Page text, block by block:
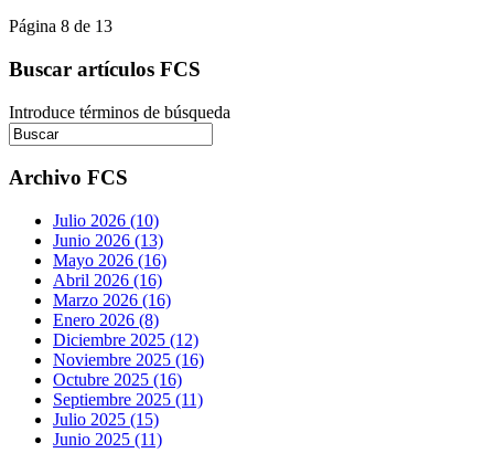
Página 8 de 13
Buscar artículos FCS
Introduce términos de búsqueda
Archivo FCS
Julio 2026 (10)
Junio 2026 (13)
Mayo 2026 (16)
Abril 2026 (16)
Marzo 2026 (16)
Enero 2026 (8)
Diciembre 2025 (12)
Noviembre 2025 (16)
Octubre 2025 (16)
Septiembre 2025 (11)
Julio 2025 (15)
Junio 2025 (11)